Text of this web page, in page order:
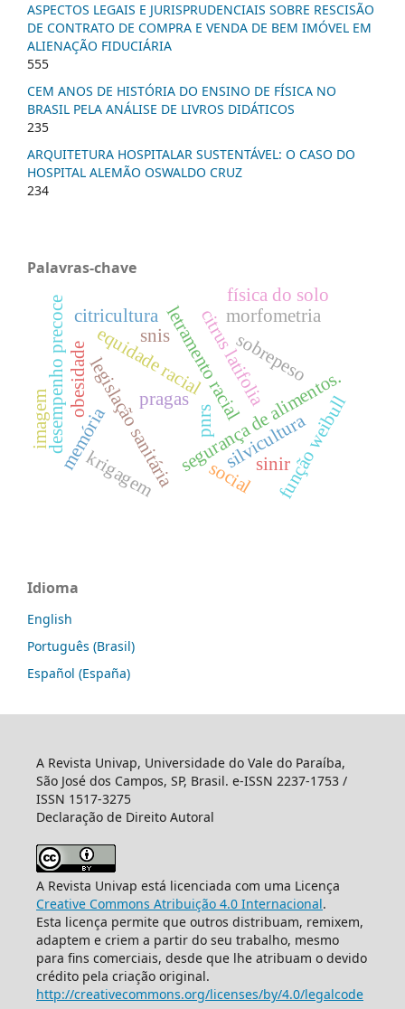
ASPECTOS LEGAIS E JURISPRUDENCIAIS SOBRE RESCISÃO
DE CONTRATO DE COMPRA E VENDA DE BEM IMÓVEL EM
ALIENAÇÃO FIDUCIÁRIA
555
CEM ANOS DE HISTÓRIA DO ENSINO DE FÍSICA NO
BRASIL PELA ANÁLISE DE LIVROS DIDÁTICOS
235
ARQUITETURA HOSPITALAR SUSTENTÁVEL: O CASO DO
HOSPITAL ALEMÃO OSWALDO CRUZ
234
Palavras-chave
equidade racialletramento racial
segurança de alimentos.
legislação sanitáriacitrus latifolia
citricultura
desempenho precoce pragas
morfometria
função weibull
silvicultura
sobrepeso
obesidade
física do solo
krigagem
pnrs
snis
sinir
memória
imagem
social
Idioma
English
Português (Brasil)
Español (España)
A Revista Univap, Universidade do Vale do Paraíba,
São José dos Campos, SP, Brasil. e-ISSN 2237-1753 /
ISSN 1517-3275
Declaração de Direito Autoral
A Revista Univap está licenciada com uma Licença
Creative Commons Atribuição 4.0 Internacional.
Esta licença permite que outros distribuam, remixem,
adaptem e criem a partir do seu trabalho, mesmo
para fins comerciais, desde que lhe atribuam o devido
crédito pela criação original.
http://creativecommons.org/licenses/by/4.0/legalcode